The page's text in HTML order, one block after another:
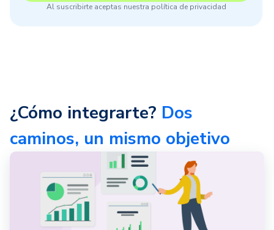
Al suscribirte aceptas nuestra política de privacidad
¿Cómo integrarte? Dos
caminos, un mismo objetivo